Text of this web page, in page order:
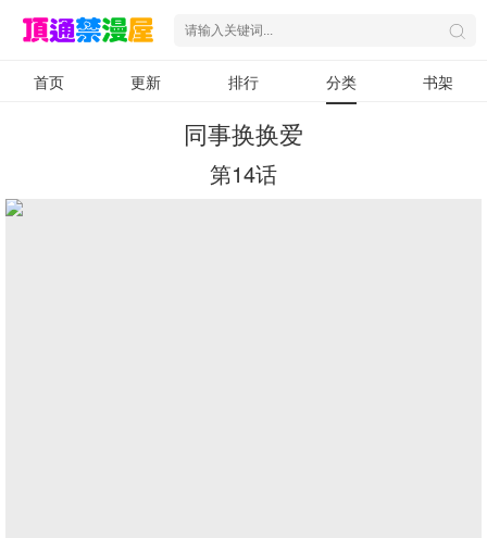
首页 更新 排行 分类 书架
同事换换爱
第14话